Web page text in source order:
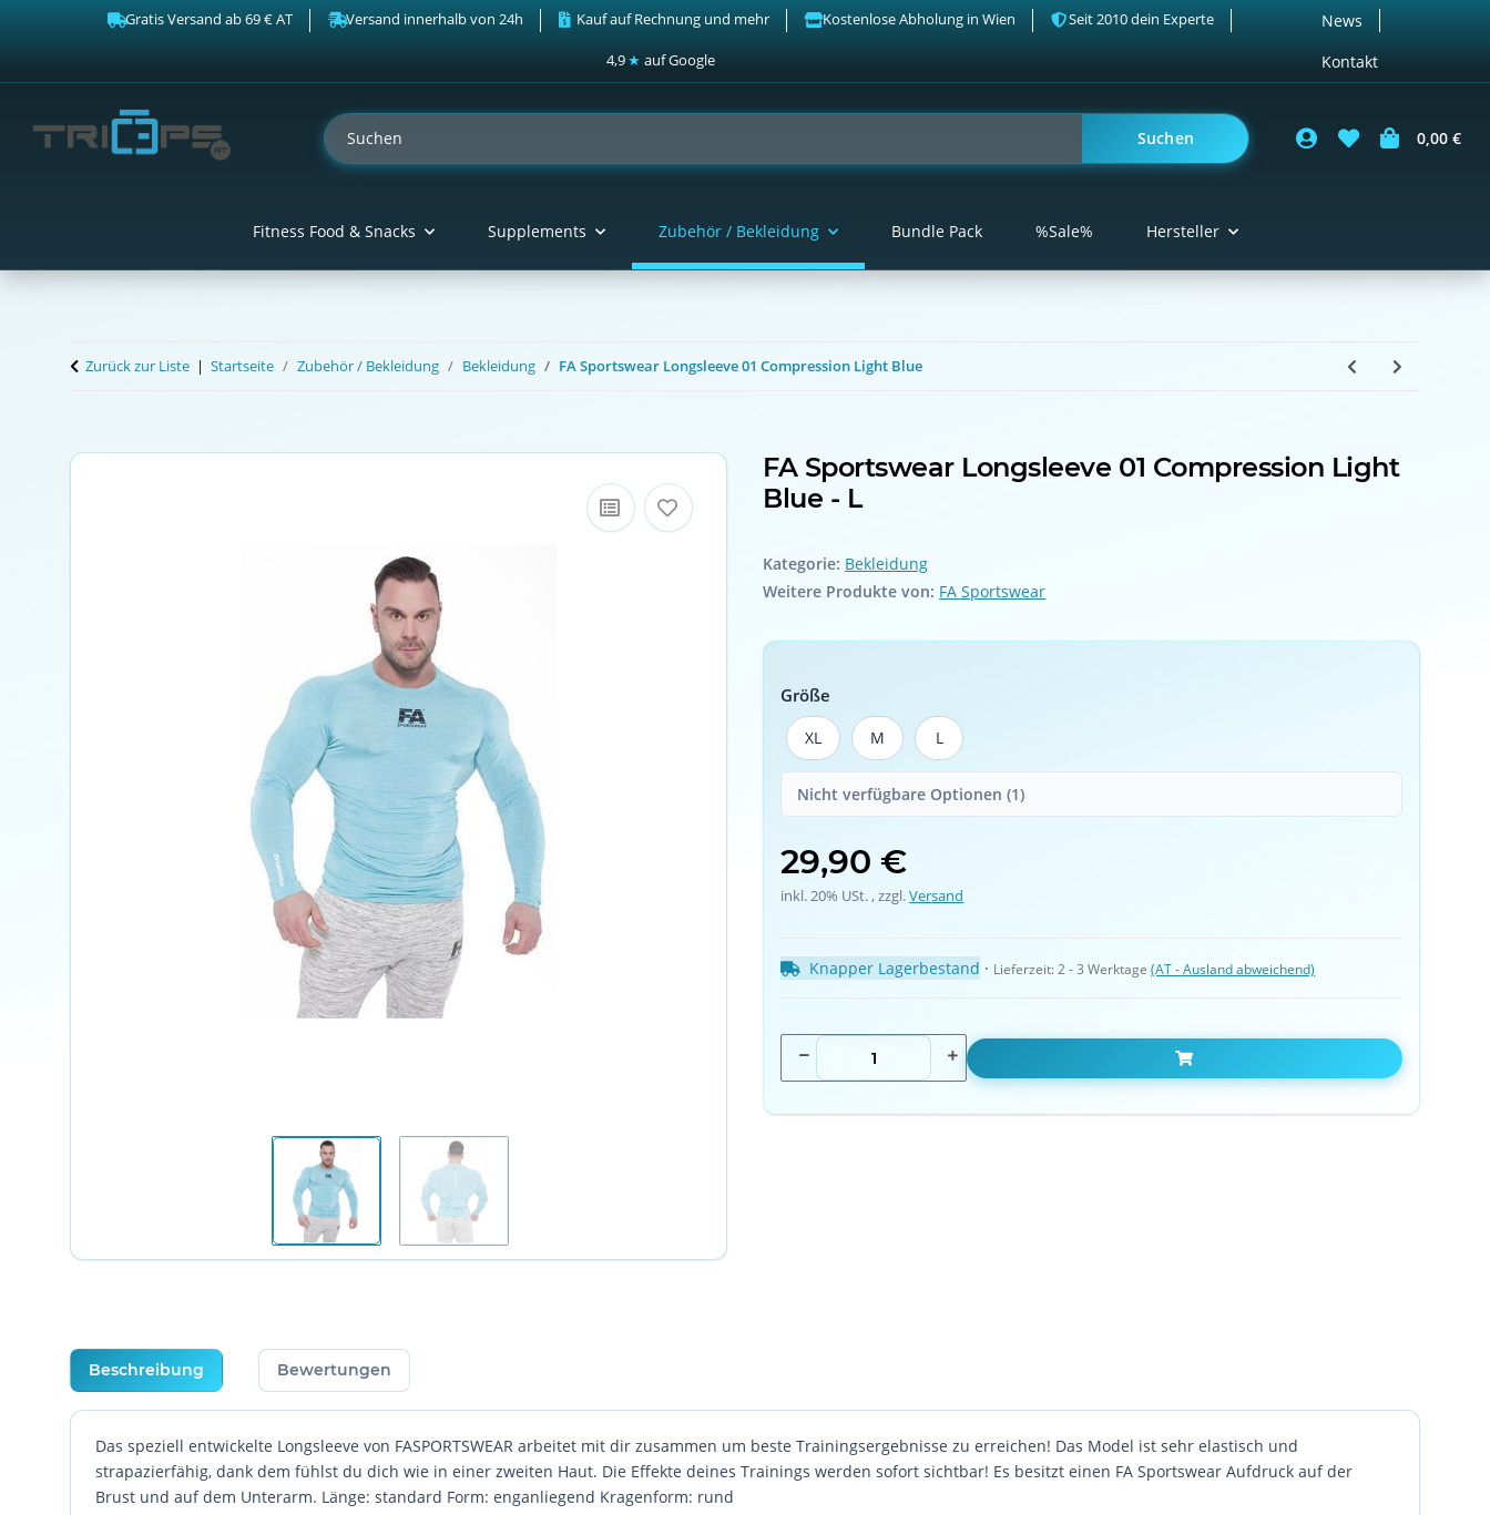
News
Kontakt
Gratis Versand ab 69 € AT Versand innerhalb von 24h Kauf auf Rechnung und mehr Kostenlose Abholung in Wien Seit 2010 dein Experte
4,9★ auf Google
Suchen 0,00 €
Fitness Food & Snacks Supplements Zubehör / Bekleidung Bundle Pack %Sale% Hersteller
Zurück zur Liste Startseite Zubehör / Bekleidung Bekleidung FA Sportswear Longsleeve 01 Compression Light Blue
FA Sportswear Longsleeve 01 Compression Light
Blue - L
Kategorie: Bekleidung
Weitere Produkte von: FA Sportswear
Größe
XL
XL M
M L
L
Nicht verfügbare Optionen (1)
29,90 €
inkl. 20% USt. , zzgl.Versand
Knapper Lagerbestand · Lieferzeit:2 - 3 Werktage(AT - Ausland abweichend)
In den Warenkorb
weitere Registerkarten anzeigen
Beschreibung Bewertungen
Das speziell entwickelte Longsleeve von FASPORTSWEAR arbeitet mit dir zusammen um beste Trainingsergebnisse zu erreichen! Das Model ist sehr elastisch und
strapazierfähig, dank dem fühlst du dich wie in einer zweiten Haut. Die Effekte deines Trainings werden sofort sichtbar! Es besitzt einen FA Sportswear Aufdruck auf der
Brust und auf dem Unterarm. Länge: standard Form: enganliegend Kragenform: rund